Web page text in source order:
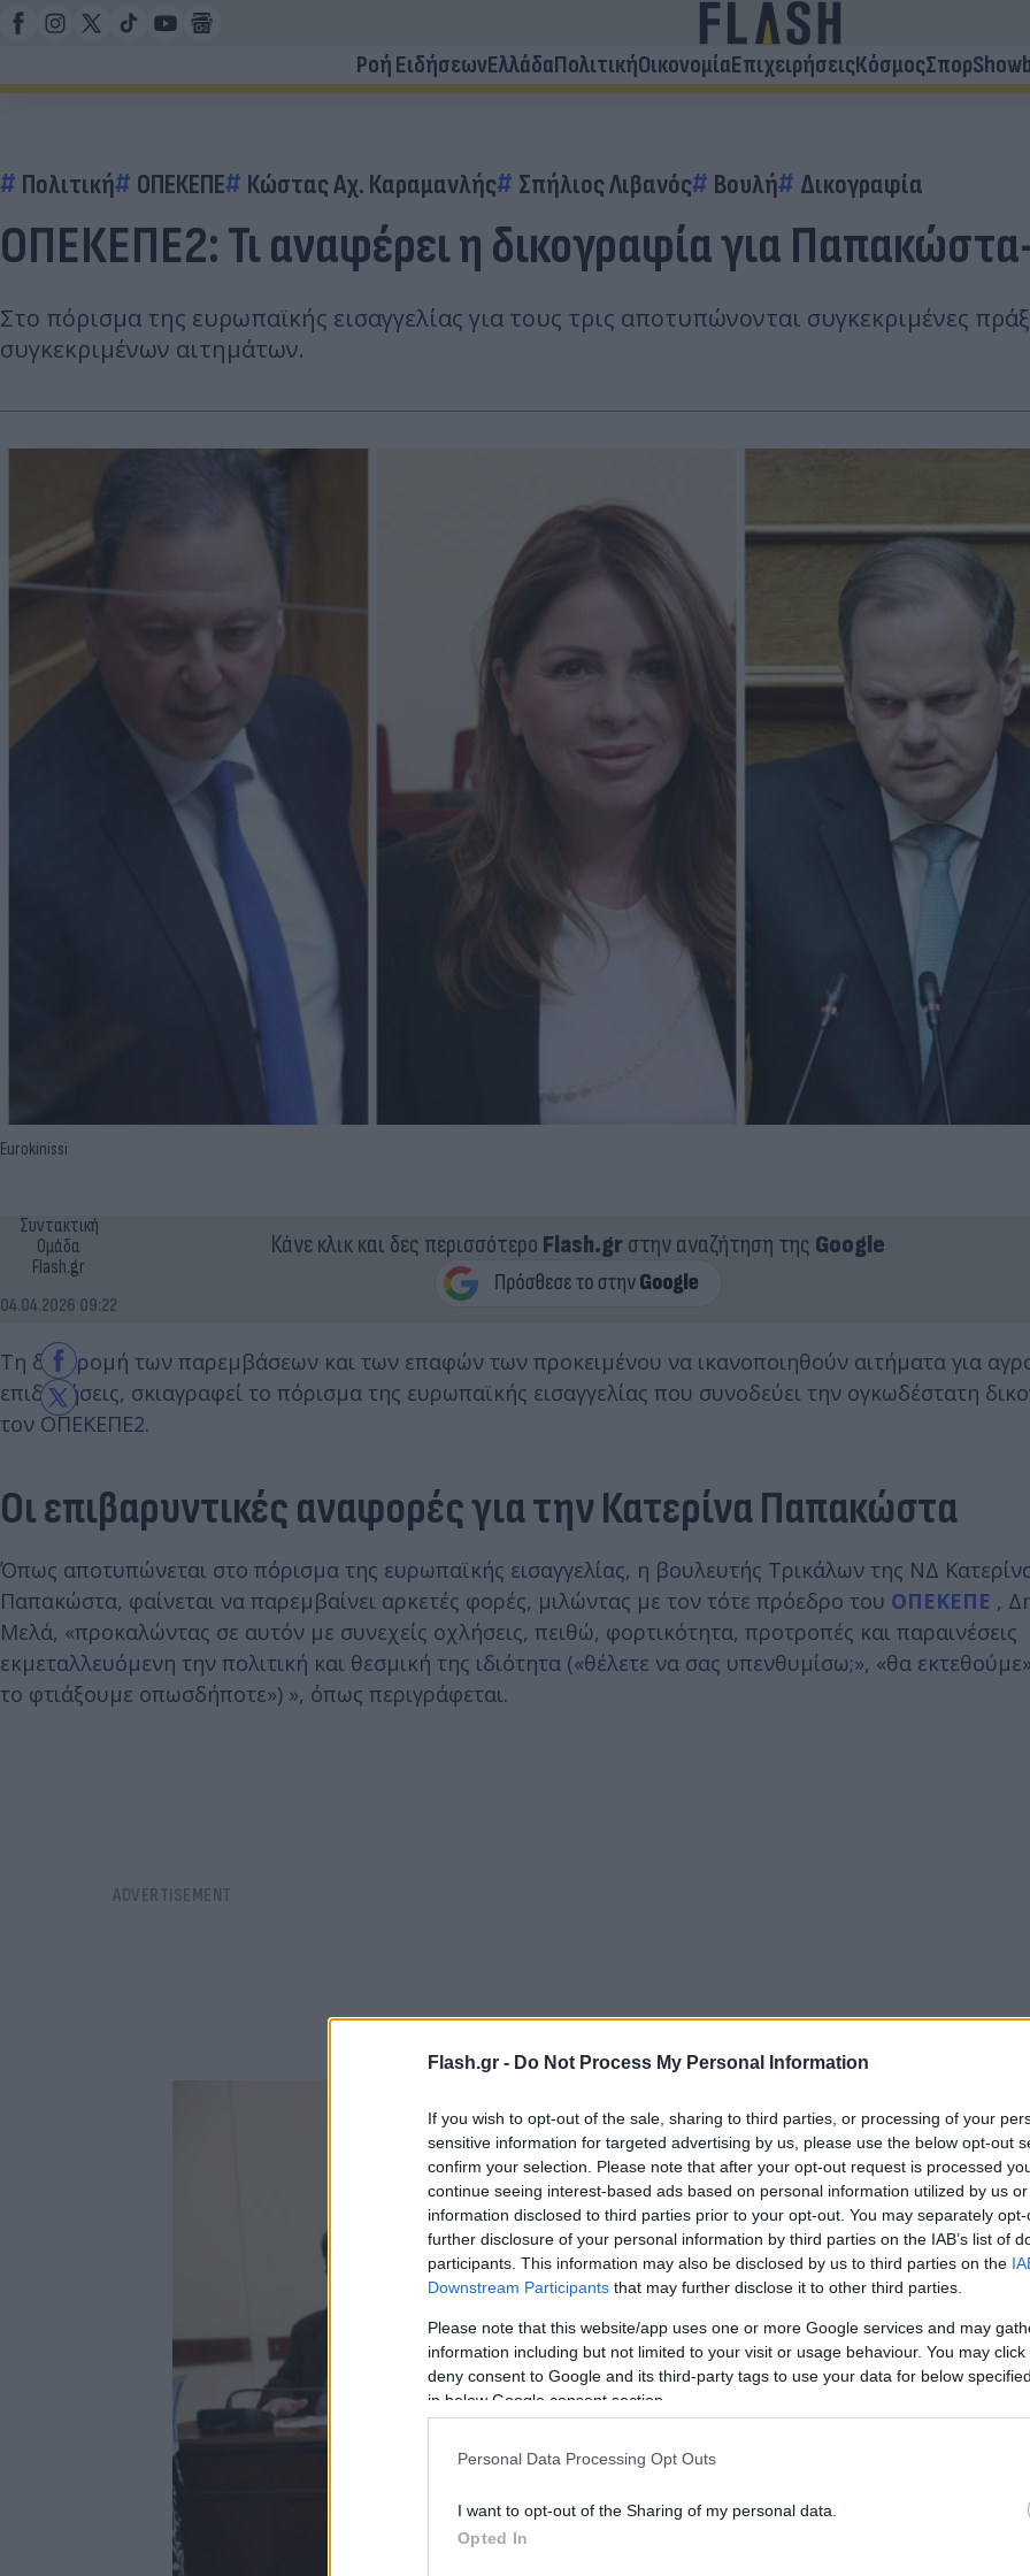
Flash.gr - Do Not Process My Personal Information
If you wish to opt-out of the sale, sharing to third parties, or processing of your
sensitive information for targeted advertising by us, please use the below opt-out
confirm your selection. Please note that after your opt-out request is processed
continue seeing interest-based ads based on personal information utilized by us
information disclosed to third parties prior to your opt-out. You may separately
further disclosure of your personal information by third parties on the IAB’s list of
participants. This information may also be disclosed by us to third parties on the
Downstream Participants that may further disclose it to other third parties.
Please note that this website/app uses one or more Google services and may
information including but not limited to your visit or usage behaviour. You may
deny consent to Google and its third-party tags to use your data for below
in below Google consent section.
Personal Data Processing Opt Outs
I want to opt-out of the Sharing of my personal data.
Opted In
Ροή ΕιδήσεωνΕλλάδαΠολιτικήΟικονομίαΕπιχειρήσειςΚόσμοςΣπορ
Πολιτική ΟΠΕΚΕΠΕ Κώστας Αχ. Καραμανλής Σπήλιος Λιβανός Βουλή Δικογραφία
ΟΠΕΚΕΠΕ2: Τι αναφέρει η δικογραφία για
Στο πόρισμα της ευρωπαϊκής εισαγγελίας για τους τρις αποτυπώνονται συγκεκριμένες
συγκεκριμένων αιτημάτων.
Eurokinissi
Συντακτική
Ομάδα
Flash.gr
04.04.2026 09:22
Κάνε κλικ και δες περισσότερο Flash.grστην αναζήτηση της Google
Τη διαδρομή των παρεμβάσεων και των επαφών των προκειμένου να ικανοποιηθούν αιτήματα για
επιδοτήσεις, σκιαγραφεί το πόρισμα της ευρωπαϊκής εισαγγελίας που συνοδεύει την ογκωδέστατη
τον ΟΠΕΚΕΠΕ2.
Οι επιβαρυντικές αναφορές για την Κατερίνα Παπακώστα
Όπως αποτυπώνεται στο πόρισμα της ευρωπαϊκής εισαγγελίας, η βουλευτής Τρικάλων της ΝΔ
Παπακώστα, φαίνεται να παρεμβαίνει αρκετές φορές, μιλώντας με τον τότε πρόεδρο του ΟΠΕΚΕΠΕ ,
Μελά, «προκαλώντας σε αυτόν με συνεχείς οχλήσεις, πειθώ, φορτικότητα, προτροπές και παραινέσεις
εκμεταλλευόμενη την πολιτική και θεσμική της ιδιότητα («θέλετε να σας υπενθυμίσω;», «θα
το φτιάξουμε οπωσδήποτε») », όπως περιγράφεται.